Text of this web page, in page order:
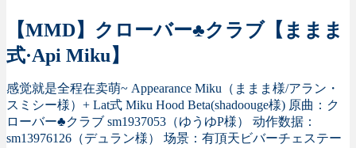
【MMD】クローバー♣クラブ【ままま
式·Api Miku】
感觉就是全程在卖萌~ Appearance Miku（ままま様/アラン・
スミシー様）+ Lat式 Miku Hood Beta(shadoouge様) 原曲：ク
ローバー♣クラブ sm1937053（ゆうゆP様）
动作数据：
sm13976126（デュラン様）
场景：有頂天ビバーチェステー